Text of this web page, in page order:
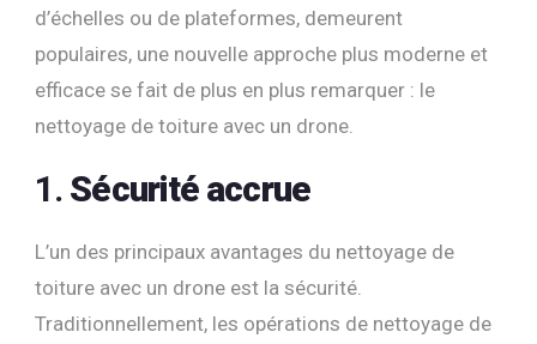
d’échelles ou de plateformes, demeurent
populaires, une nouvelle approche plus moderne et
efficace se fait de plus en plus remarquer : le
nettoyage de toiture avec un drone.
1. Sécurité accrue
L’un des principaux avantages du nettoyage de
toiture avec un drone est la sécurité.
Traditionnellement, les opérations de nettoyage de